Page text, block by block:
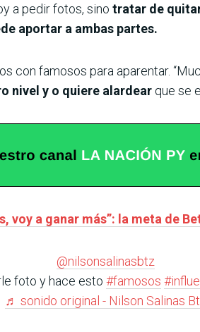
a pedir fotos, sino tratar de
aportar a ambas partes.
con famosos para aparentar.
nivel y o quiere alardear que se
voy a ganar más”: la meta de
@nilsonsalinasbtz
foto y hace esto #famosos
♬ sonido original - Nilson Salinas